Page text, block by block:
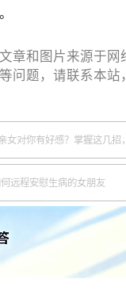
章和图片来源于网
问题，请联系本站
女对你有好感？掌握这几招
远程安慰生病的女朋友